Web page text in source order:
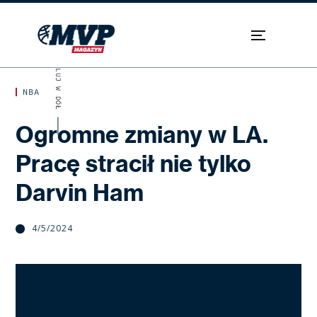
NBA
Ogromne zmiany w LA.
Pracę stracił nie tylko
Darvin Ham
4/5/2024
SKROLUJ W DÓŁ